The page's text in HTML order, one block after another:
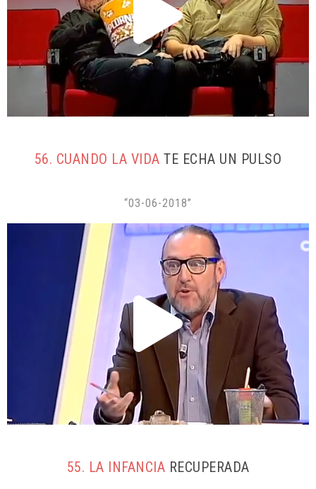
56. CUANDO LA VIDA TE ECHA UN PULSO
“03-06-2018”
55. LA INFANCIA RECUPERADA